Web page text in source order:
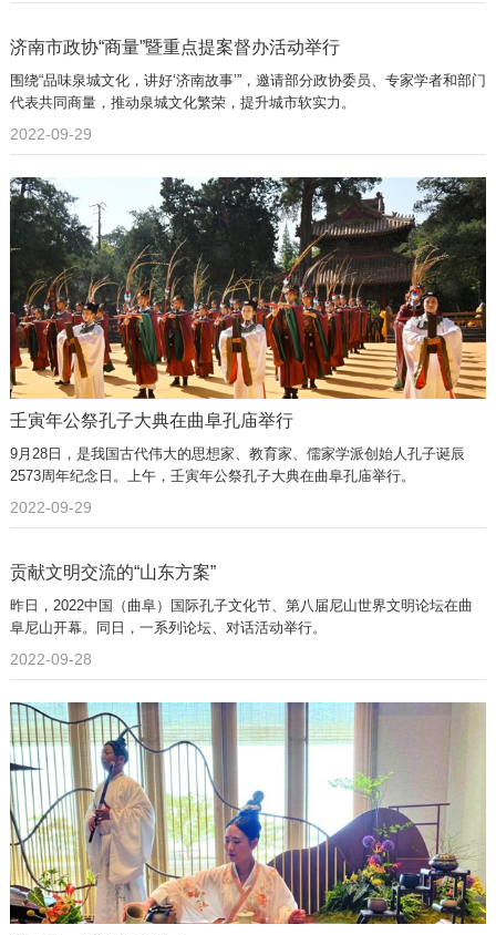
济南市政协“商量”暨重点提案督办活动举行
围绕“品味泉城文化，讲好‘济南故事’”，邀请部分政协委员、专家学者和部门
代表共同商量，推动泉城文化繁荣，提升城市软实力。
2022-09-29
壬寅年公祭孔子大典在曲阜孔庙举行
9月28日，是我国古代伟大的思想家、教育家、儒家学派创始人孔子诞辰
2573周年纪念日。上午，壬寅年公祭孔子大典在曲阜孔庙举行。
2022-09-29
贡献文明交流的“山东方案”
昨日，2022中国（曲阜）国际孔子文化节、第八届尼山世界文明论坛在曲
阜尼山开幕。同日，一系列论坛、对话活动举行。
2022-09-28